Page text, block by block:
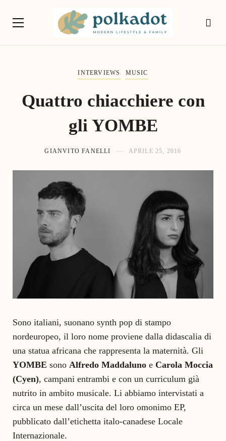
INTERVIEWS MUSIC
Quattro chiacchiere con
gli YOMBE
GIANVITO FANELLI APRILE 25, 2016
Sono italiani, suonano synth pop di stampo
nordeuropeo, il loro nome proviene dalla didascalia di
una statua africana che rappresenta la maternità. Gli
YOMBE sono Alfredo Maddaluno e Carola Moccia
(Cyen), campani entrambi e con un curriculum già
nutrito in ambito musicale. Li abbiamo intervistati a
circa un mese dall’uscita del loro omonimo EP,
pubblicato dall’etichetta italo-canadese Locale
Internazionale.